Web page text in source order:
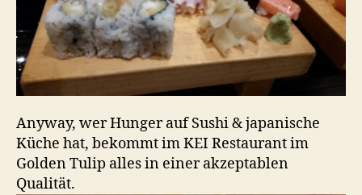
Anyway, wer Hunger auf Sushi & japanische
Küche hat, bekommt im KEI Restaurant im
Golden Tulip alles in einer akzeptablen
Qualität.